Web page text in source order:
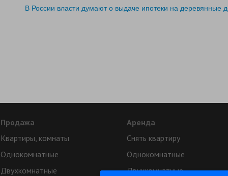
В России власти думают о выдаче ипотеки на деревянные
Продажа
Аренда
Квартиры, комнаты
Однокомнатные
Двухкомнатные
Снять квартиру
Однокомнатные
Двухкомнатные